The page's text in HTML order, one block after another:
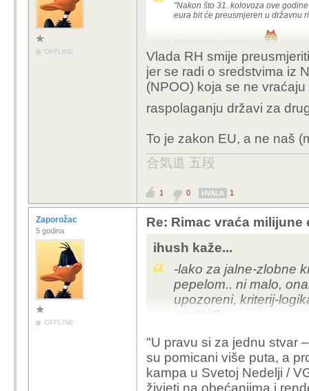
OFFLINE
"Nakon što 31. kolovoza ove
eura bit će preusmjeren u državnu
Nismo niti sumnjali u to.
Vlada RH smije
jer se radi o sredstvima iz
(NPOO) koja se ne
raspolaganju državi za
To je zakon EU, a ne naš
合気道 五段
1 0 HVALA 1
Zaporožac
5 godina
OFFLINE
Re: Rimac vraća milijune
ihush kaže...
-lako za jalne-zlobne
pepelom.. ni malo,
upozoreni, kriterij-
postoji?
rokova.. ipak prije
uslijedio epilog u
robotaxija biti, vidjet
"U pravu si za jednu stvar
su pomicani više puta, a
kampa u Svetoj Nedelji /
živjeti na obećanjima i